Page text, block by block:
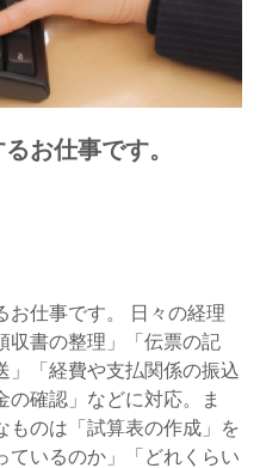
お仕事です。
お仕事です。 日々の経理
収書の整理」「伝票の記
」「経費や支払関係の振込
の確認」などに対応。ま
ものは「試算表の作成」を
ているのか」「どれくらい